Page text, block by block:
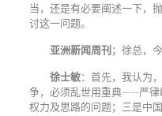
当，还是有必要阐述一下，
讨这一问题。
亚洲新闻周刊；徐总，
徐士敏：首先，我认为
争，必须乱世用重典——严律
权力及思路的问题；三是中